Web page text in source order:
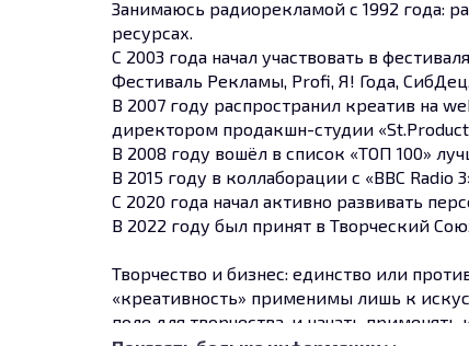
Занимаюсь радиорекламой с 1992 года:
ресурсах.
С 2003 года начал участвовать в
Фестиваль Рекламы, Profi, Я! Года,
В 2007 году распространил креатив на
директором продакшн-студии
В 2008 году вошёл в список «ТОП 100»
В 2015 году в коллаборации с «BBC
С 2020 года начал активно развивать
В 2022 году был принят в Творческий
Творчество и бизнес: единство или
«креативность» применимы лишь к
поле для творчества, и начать